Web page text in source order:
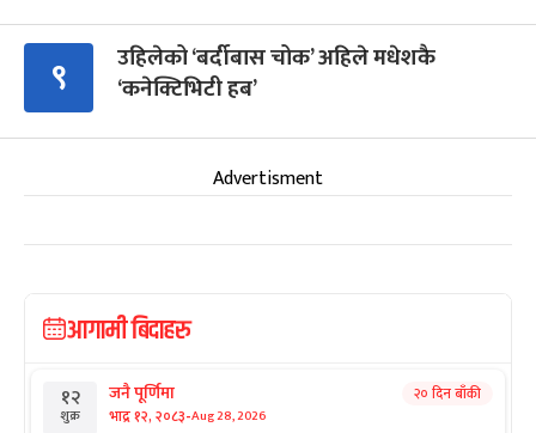
९
उहिलेको ‘बर्दीबास चोक’ अहिले मधेशकै
‘कनेक्टिभिटी हब’
Advertisment
आगामी बिदाहरु
१२
शुक्र
जनै पूर्णिमा
भाद्र १२, २०८३-Aug 28, 2026
२० दिन बाँकी